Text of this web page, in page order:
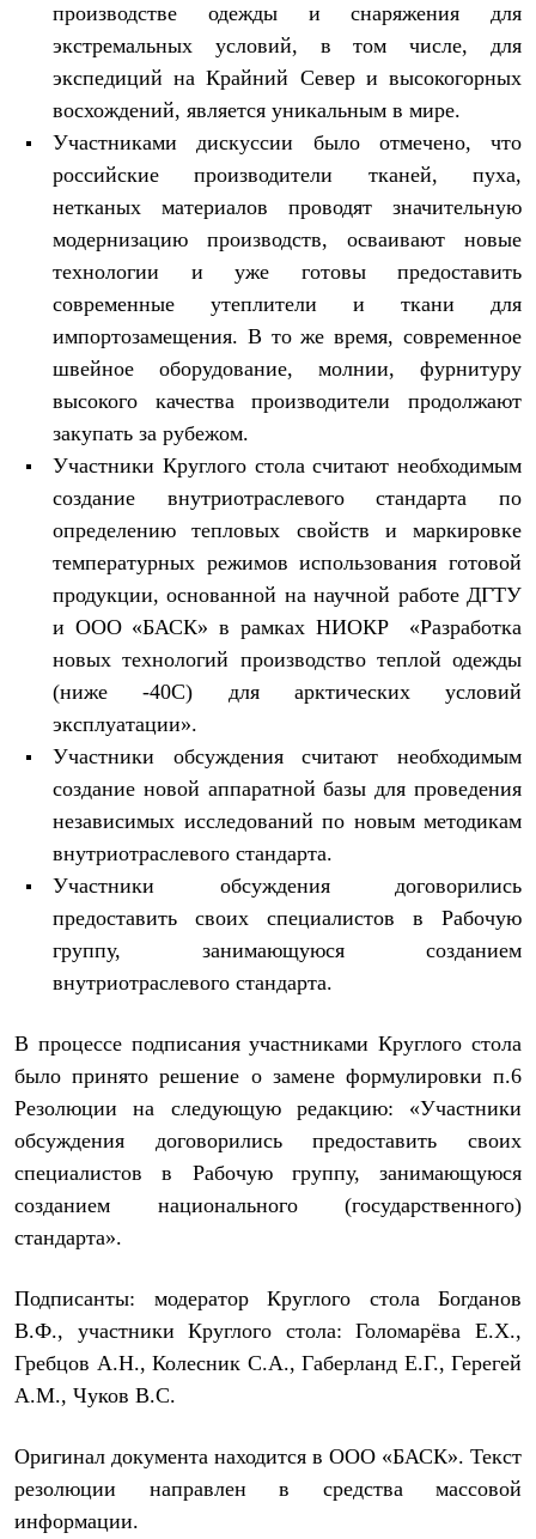
производстве одежды и снаряжения для
экстремальных условий, в том числе, для
экспедиций на Крайний Север и высокогорных
восхождений, является уникальным в мире.
Участниками дискуссии было отмечено, что
российские производители тканей, пуха,
нетканых материалов проводят значительную
модернизацию производств, осваивают новые
технологии и уже готовы предоставить
современные утеплители и ткани для
импортозамещения. В то же время, современное
швейное оборудование, молнии, фурнитуру
высокого качества производители продолжают
закупать за рубежом.
Участники Круглого стола считают необходимым
создание внутриотраслевого стандарта по
определению тепловых свойств и маркировке
температурных режимов использования готовой
продукции, основанной на научной работе ДГТУ
и ООО «БАСК» в рамках НИОКР «Разработка
новых технологий производство теплой одежды
(ниже -40С) для арктических условий
эксплуатации».
Участники обсуждения считают необходимым
создание новой аппаратной базы для проведения
независимых исследований по новым методикам
внутриотраслевого стандарта.
Участники обсуждения договорились
предоставить своих специалистов в Рабочую
группу, занимающуюся созданием
внутриотраслевого стандарта.
В процессе подписания участниками Круглого стола
было принято решение о замене формулировки п.6
Резолюции на следующую редакцию: «Участники
обсуждения договорились предоставить своих
специалистов в Рабочую группу, занимающуюся
созданием национального (государственного)
стандарта».
Подписанты: модератор Круглого стола Богданов
В.Ф., участники Круглого стола: Голомарёва Е.Х.,
Гребцов А.Н., Колесник С.А., Габерланд Е.Г., Герегей
А.М., Чуков В.С.
Оригинал документа находится в ООО «БАСК». Текст
резолюции направлен в средства массовой
информации.